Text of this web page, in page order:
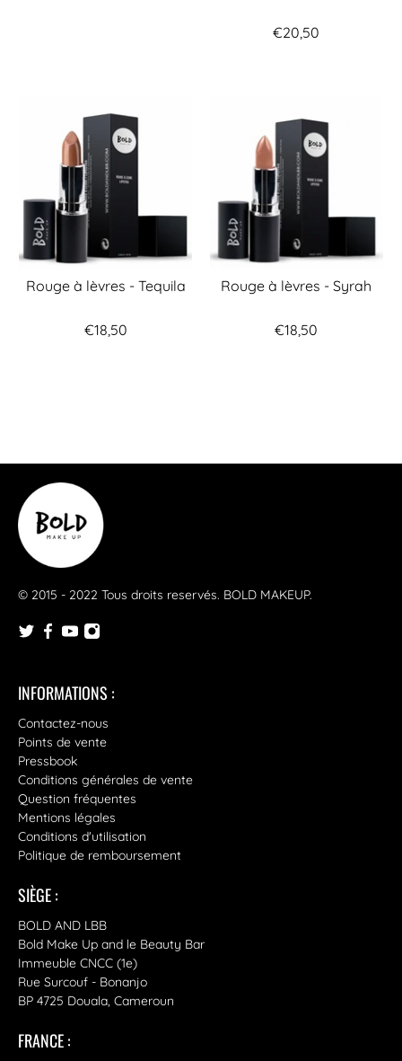
€20,50
Rouge à lèvres - Tequila
€18,50
Rouge à lèvres - Syrah
€18,50
© 2015 - 2022 Tous droits reservés. BOLD MAKEUP.
INFORMATIONS :
Contactez-nous
Points de vente
Pressbook
Conditions générales de vente
Question fréquentes
Mentions légales
Conditions d'utilisation
Politique de remboursement
SIÈGE :
BOLD AND LBB
Bold Make Up and le Beauty Bar
Immeuble CNCC (1e)
Rue Surcouf - Bonanjo
BP 4725 Douala, Cameroun
FRANCE :